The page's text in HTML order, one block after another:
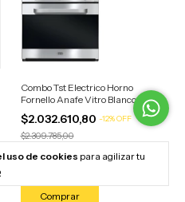
uso de cookies para agilizar tu
Combo Tst Electrico Horno
Fornello Anafe Vitro Blanco 5
Horn Acero Inoxidable/anafe
Blanco
$2.032.610,80 -12%OFF
$2.309.785,00
$1.870.001,94con Transferencia